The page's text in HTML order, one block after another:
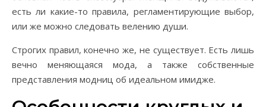
есть ли какие-то правила, регламентирующие выбор,
или же можно следовать велению души.
Строгих правил, конечно же, не существует. Есть лишь
вечно меняющаяся мода, а также собственные
представления модниц об идеальном имидже.